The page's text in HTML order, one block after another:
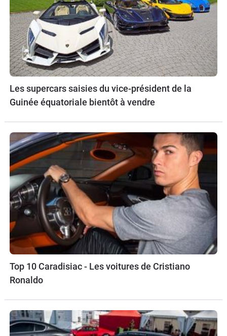
Les supercars saisies du vice-président de la
Guinée équatoriale bientôt à vendre
Top 10 Caradisiac - Les voitures de Cristiano
Ronaldo